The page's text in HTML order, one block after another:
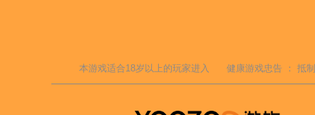
本游戏适合18岁以上的玩家进入 健康游戏忠告 ： 抵